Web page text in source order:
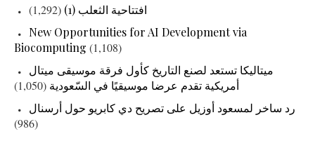
افتتاحية الثعلب (1)
(1,292)
New Opportunities for AI Development via
Biocomputing (1,108)
ميتاليكا تستعد لصنع التاريخ كأول فرقة موسيقى ميتال
أمريكية تقدم عرضا موسيقيًا في السّعودية (1,050)
رد ساخر لمسعود أوزيل على تصريح دي كابريو حول أرسنال
(986)